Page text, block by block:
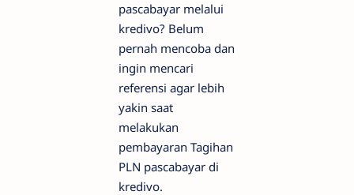
pascabayar melalui
kredivo? Belum
pernah mencoba dan
ingin mencari
referensi agar lebih
yakin saat
melakukan
pembayaran Tagihan
PLN pascabayar di
kredivo.